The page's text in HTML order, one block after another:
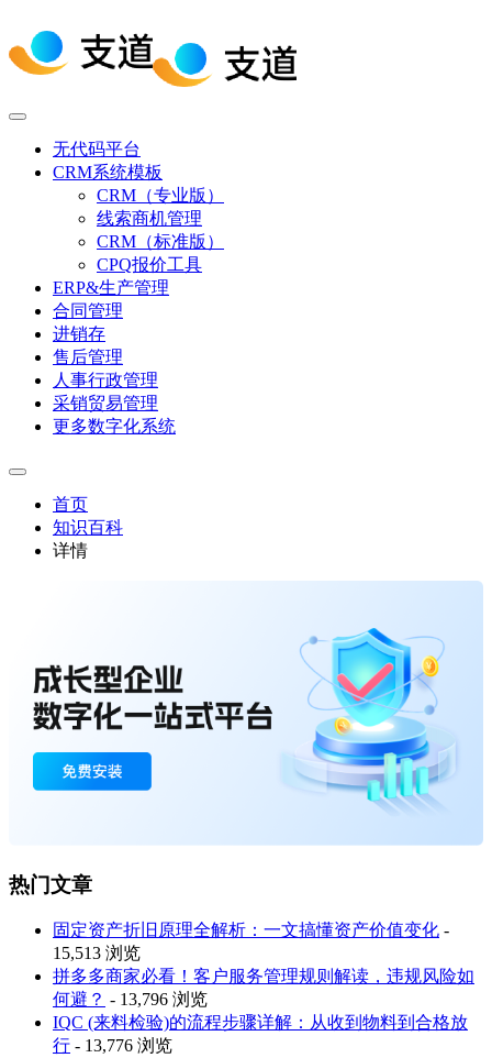
无代码平台
CRM系统模板
CRM（专业版）
线索商机管理
CRM（标准版）
CPQ报价工具
ERP&生产管理
合同管理
进销存
售后管理
人事行政管理
采销贸易管理
更多数字化系统
首页
知识百科
详情
热门文章
固定资产折旧原理全解析：一文搞懂资产价值变化 -
15,513 浏览
拼多多商家必看！客户服务管理规则解读，违规风险如
何避？ - 13,796 浏览
IQC (来料检验)的流程步骤详解：从收到物料到合格放
行 - 13,776 浏览